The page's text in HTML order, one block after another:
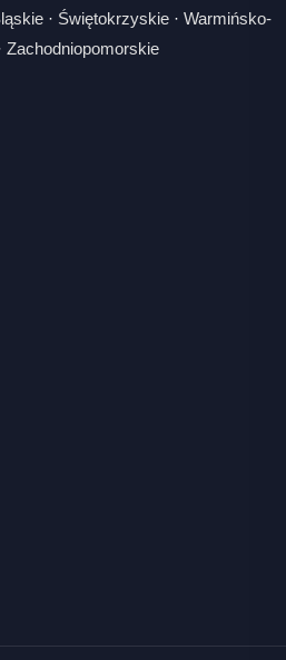
· Świętokrzyskie · Warmińsko-
Zachodniopomorskie